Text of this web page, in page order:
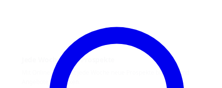
Jede Woche neue Prospekte
Mit Online Prospekt jede Woche neue Prospekte blättern und
Angebote entdecken.